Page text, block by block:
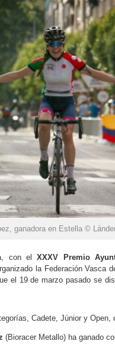
ganadora en Estella ©
con elXXXV Premio
la Federación Vasca
el 19 de marzo pasado se
Cadete, Júnior y Open,
(Bioracer Metallo) ha ganado